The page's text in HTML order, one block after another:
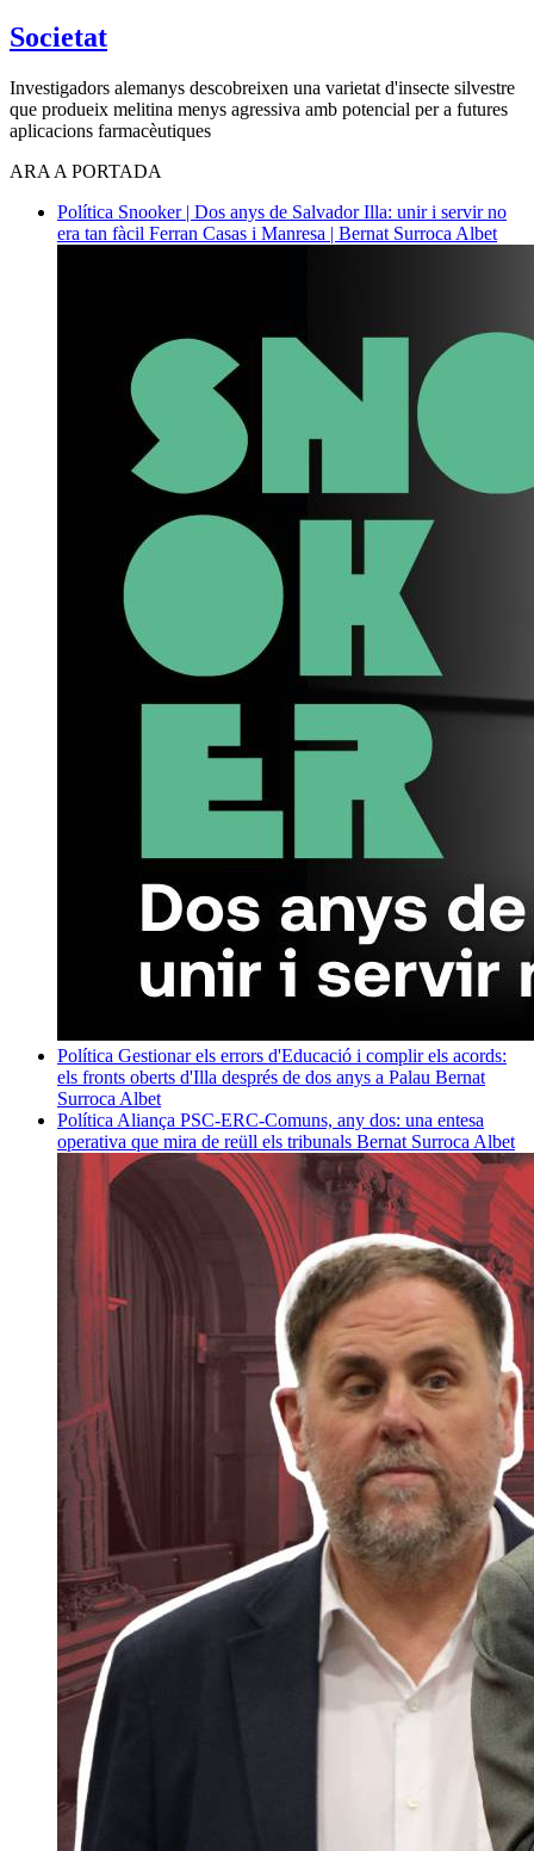
Societat
Investigadors alemanys descobreixen una varietat d'insecte silvestre
que produeix melitina menys agressiva amb potencial per a futures
aplicacions farmacèutiques
ARA A PORTADA
Política Snooker | Dos anys de Salvador Illa: unir i servir no
era tan fàcil Ferran Casas i Manresa | Bernat Surroca Albet
Política Gestionar els errors d'Educació i complir els acords:
els fronts oberts d'Illa després de dos anys a Palau Bernat
Surroca Albet
Política Aliança PSC-ERC-Comuns, any dos: una entesa
operativa que mira de reüll els tribunals Bernat Surroca Albet